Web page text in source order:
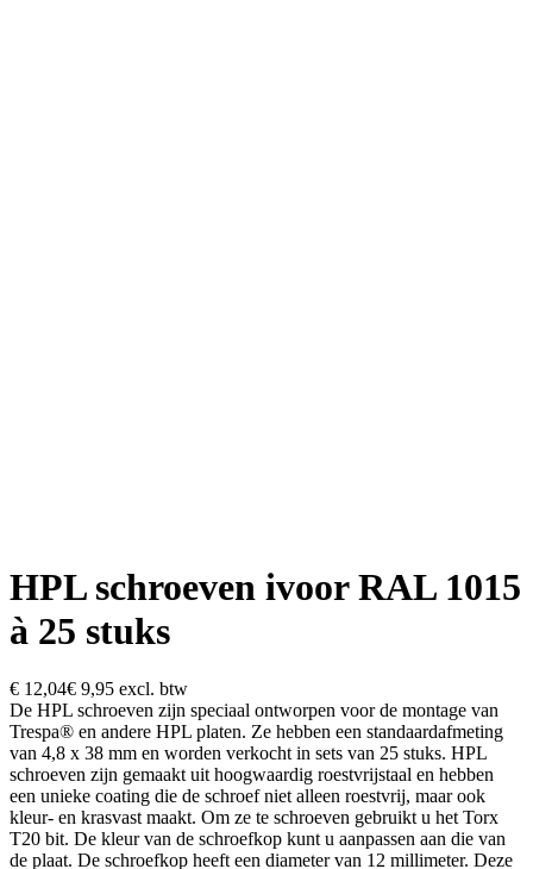
HPL schroeven ivoor RAL 1015
à 25 stuks
€ 12,04€ 9,95 excl. btw
De HPL schroeven zijn speciaal ontworpen voor de montage van
Trespa® en andere HPL platen. Ze hebben een standaardafmeting
van 4,8 x 38 mm en worden verkocht in sets van 25 stuks. HPL
schroeven zijn gemaakt uit hoogwaardig roestvrijstaal en hebben
een unieke coating die de schroef niet alleen roestvrij, maar ook
kleur- en krasvast maakt. Om ze te schroeven gebruikt u het Torx
T20 bit. De kleur van de schroefkop kunt u aanpassen aan die van
de plaat. De schroefkop heeft een diameter van 12 millimeter. Deze